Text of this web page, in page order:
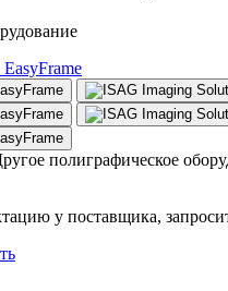
полиграфическое
у поставщика,